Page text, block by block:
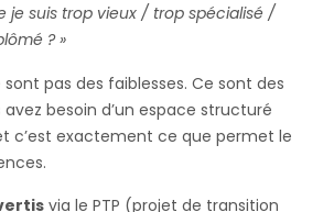
je suis trop vieux / trop spécialisé /
? »
pas des faiblesses. Ce sont des
besoin d’un espace structuré
c’est exactement ce que permet le
via le PTP (projet de transition